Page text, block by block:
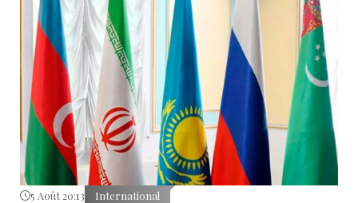
5 Août 20:13 International